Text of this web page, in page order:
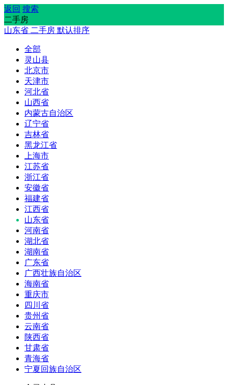
返回 搜索
二手房
山东省 二手房 默认排序
全部
灵山县
北京市
天津市
河北省
山西省
内蒙古自治区
辽宁省
吉林省
黑龙江省
上海市
江苏省
浙江省
安徽省
福建省
江西省
山东省
河南省
湖北省
湖南省
广东省
广西壮族自治区
海南省
重庆市
四川省
贵州省
云南省
陕西省
甘肃省
青海省
宁夏回族自治区